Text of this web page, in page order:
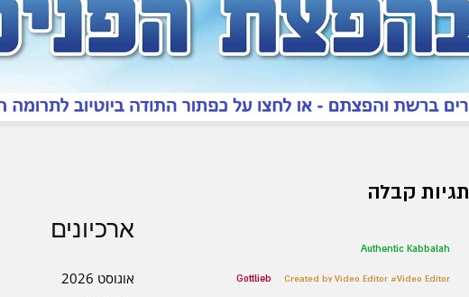
ארכיונים
אוגוסט 2026
תגיות קבלה
Authentic Kabbalah
Created by Video Editor #Video Editor
Gottlieb